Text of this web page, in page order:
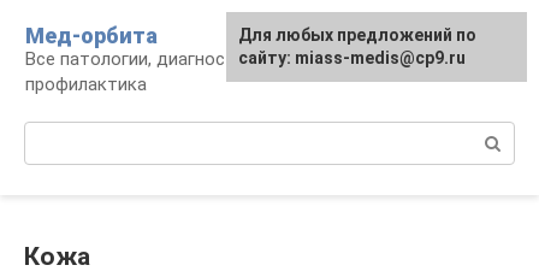
контенту
Мед-орбита
Все патологии, диагностика, лечение,
профилактика
Кожа
Для любых предложений по
сайту: miass-medis@cp9.ru